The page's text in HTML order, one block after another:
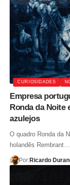
CURIOSIDADES
Empresa
Ronda da Noite
azulejos
O quadro Ronda da
holandês Rembrant…
Por:Ricardo